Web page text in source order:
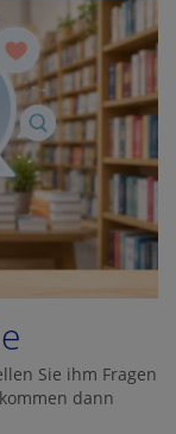
Sie ihm Fragen
dann